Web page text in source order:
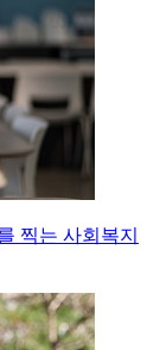
찍는 사회복지